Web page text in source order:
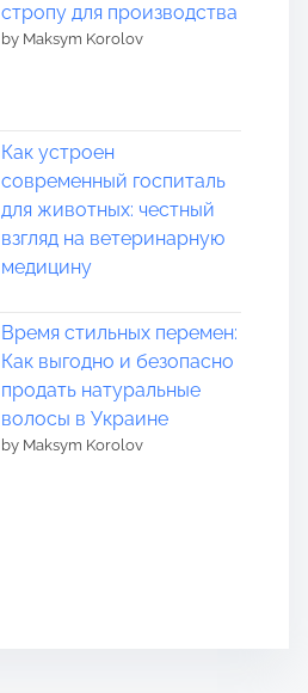
стропу для производства
by Maksym Korolov
Как устроен
современный госпиталь
для животных: честный
взгляд на ветеринарную
медицину
Время стильных перемен:
Как выгодно и безопасно
продать натуральные
волосы в Украине
by Maksym Korolov